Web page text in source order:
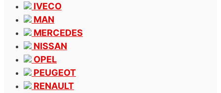
IVECO
MAN
MERCEDES
NISSAN
OPEL
PEUGEOT
RENAULT